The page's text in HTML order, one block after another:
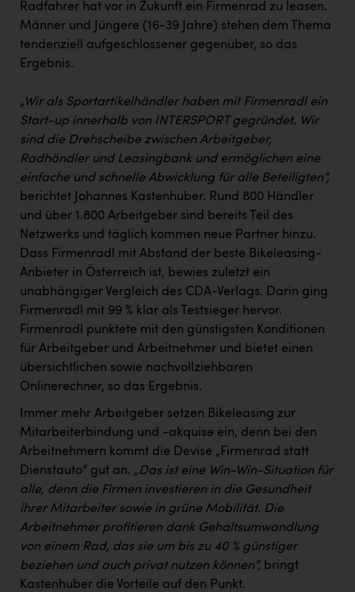
Radfahrer hat vor in Zukunft ein Firmenrad zu leasen.
Männer und Jüngere (16-39 Jahre) stehen dem Thema
tendenziell aufgeschlossener gegenüber, so das
Ergebnis.
„Wir als Sportartikelhändler haben mit Firmenradl ein
Start-up innerhalb von INTERSPORT gegründet. Wir
sind die Drehscheibe zwischen Arbeitgeber,
Radhändler und Leasingbank und ermöglichen eine
einfache und schnelle Abwicklung für alle Beteiligten“,
berichtet Johannes Kastenhuber. Rund 800 Händler
und über 1.800 Arbeitgeber sind bereits Teil des
Netzwerks und täglich kommen neue Partner hinzu.
Dass Firmenradl mit Abstand der beste Bikeleasing-
Anbieter in Österreich ist, bewies zuletzt ein
unabhängiger Vergleich des CDA-Verlags. Darin ging
Firmenradl mit 99 % klar als Testsieger hervor.
Firmenradl punktete mit den günstigsten Konditionen
für Arbeitgeber und Arbeitnehmer und bietet einen
übersichtlichen sowie nachvollziehbaren
Onlinerechner, so das Ergebnis.
Immer mehr Arbeitgeber setzen Bikeleasing zur
Mitarbeiterbindung und -akquise ein, denn bei den
Arbeitnehmern kommt die Devise „Firmenrad statt
Dienstauto“ gut an. „Das ist eine Win-Win-Situation für
alle, denn die Firmen investieren in die Gesundheit
ihrer Mitarbeiter sowie in grüne Mobilität. Die
Arbeitnehmer profitieren dank Gehaltsumwandlung
von einem Rad, das sie um bis zu 40 % günstiger
beziehen und auch privat nutzen können“, bringt
Kastenhuber die Vorteile auf den Punkt.